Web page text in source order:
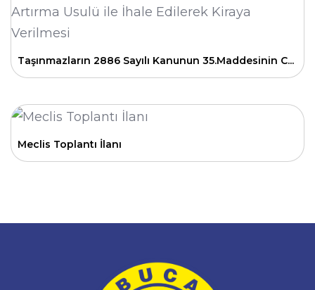
Taşınmazların 2886 Sayılı Kanunun 35.Maddesinin C...
Meclis Toplantı İlanı